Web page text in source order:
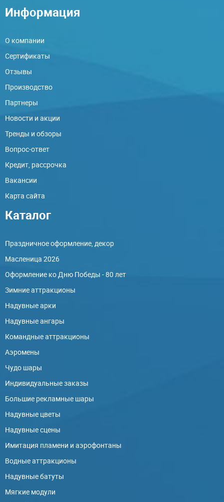
Информация
О компании
Сертификаты
Отзывы
Производство
Партнеры
Новости и акции
Тренды и обзоры
Вопрос-ответ
Кредит, рассрочка
Вакансии
Карта сайта
Каталог
Праздничное оформление, декор
Масленица 2026
Оформление ко Дню Победы - 80 лет
Зимние аттракционы
Надувные арки
Надувные ангары
Командные аттракционы
Аэромены
Чудо шары
Индивидуальные заказы
Большие рекламные шары
Надувные цветы
Надувные сцены
Имитация пламени и аэрофонтаны
Водные аттракционы
Надувные батуты
Мягкие модули